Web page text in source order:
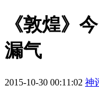
《敦煌》
漏气
2015-10-30 00:11:02 神